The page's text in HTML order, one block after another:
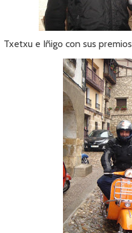
Txetxu e Iñigo con sus premios